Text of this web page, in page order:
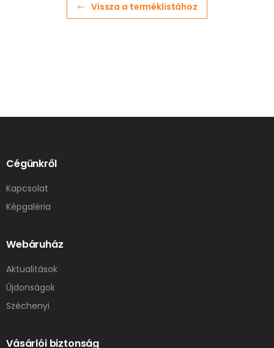
Vissza a terméklistához
Cégünkről
Kapcsolat
Képgaléria
Webáruház
Aktualitások
Újdonságok
Széchenyi
Vásárlói biztonság